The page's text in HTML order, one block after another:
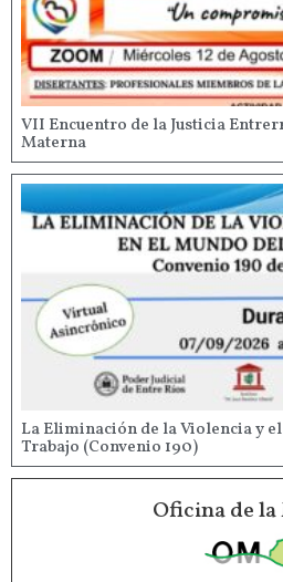
VII Encuentro de la Justicia
Materna
La Eliminación de la Violencia y
Trabajo (Convenio 190)
Oficina de